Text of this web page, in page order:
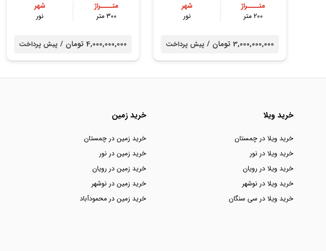
متــــراژ
200 متر
شهر
نور
3,000,000,000 تومان / پیش پرداخت
متــــراژ
300 متر
شهر
نور
4,000,000,000 تومان / پیش پرداخت
خرید ویلا
خرید ویلا در چمستان
خرید ویلا در نور
خرید ویلا در رویان
خرید ویلا در نوشهر
خرید ویلا در سی سنگان
خرید زمین
خرید زمین در چمستان
خرید زمین در نور
خرید زمین در رویان
خرید زمین در نوشهر
خرید زمین در محمودآباد